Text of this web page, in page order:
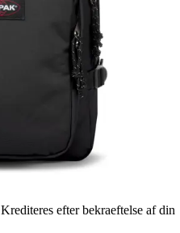
Krediteres efter bekraeftelse af din